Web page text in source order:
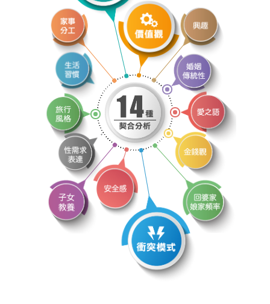
OSPD
OSPD
OSPD
OSPD
OSPD
OSPD
OSPD
OSPD
OSPD
OSPD